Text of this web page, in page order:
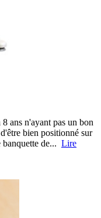
ans n'ayant pas un bon
bien positionné sur
banquette de... Lire